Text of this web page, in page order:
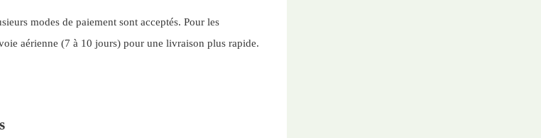
modes de paiement sont acceptés. Pour les
aérienne (7 à 10 jours) pour une livraison plus rapide.